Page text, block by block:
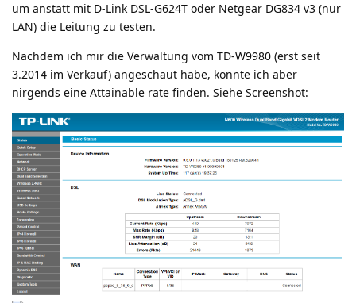
um anstatt mit D-Link DSL-G624T oder Netgear DG834 v3 (nur
LAN) die Leitung zu testen.
Nachdem ich mir die Verwaltung vom TD-W9980 (erst seit
3.2014 im Verkauf) angeschaut habe, konnte ich aber
nirgends eine Attainable rate finden. Siehe Screenshot: